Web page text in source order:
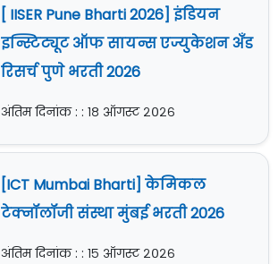
[ IISER Pune Bharti 2026] इंडियन
इन्स्टिट्यूट ऑफ सायन्स एज्युकेशन अँड
रिसर्च पुणे भरती 2026
अंतिम दिनांक : : १८ ऑगस्ट २०२६
[ICT Mumbai Bharti] केमिकल
टेक्नॉलॉजी संस्था मुंबई भरती 2026
अंतिम दिनांक : : १५ ऑगस्ट २०२६